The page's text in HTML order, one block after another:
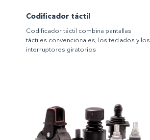
Codificador táctil
Codificador táctil combina pantallas
táctiles convencionales, los teclados y los
interruptores giratorios